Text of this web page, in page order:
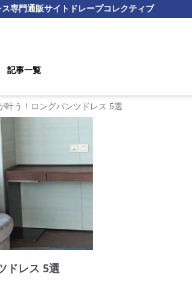
専門通販サイト ドレープコレクティブ
記事一覧
叶う！ロングパンツドレス 5選
ドレス 5選